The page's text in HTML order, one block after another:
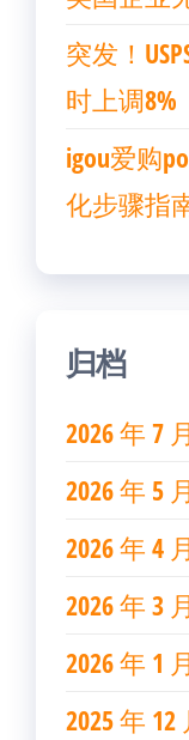
突发！
时上调8%
igou爱购
化步骤指
归档
2026 年 7
2026 年 5
2026 年 4
2026 年 3
2026 年 1
2025 年 12